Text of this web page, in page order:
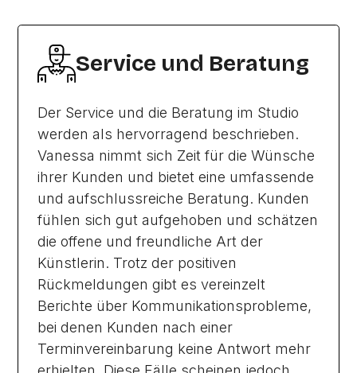
Service und Beratung
Der Service und die Beratung im Studio
werden als hervorragend beschrieben.
Vanessa nimmt sich Zeit für die Wünsche
ihrer Kunden und bietet eine umfassende
und aufschlussreiche Beratung. Kunden
fühlen sich gut aufgehoben und schätzen
die offene und freundliche Art der
Künstlerin. Trotz der positiven
Rückmeldungen gibt es vereinzelt
Berichte über Kommunikationsprobleme,
bei denen Kunden nach einer
Terminvereinbarung keine Antwort mehr